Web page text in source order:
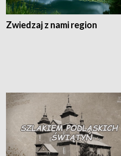
Zwiedzaj z nami region